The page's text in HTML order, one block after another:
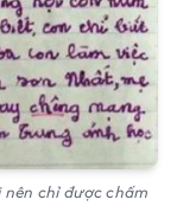
chỉ được chấm